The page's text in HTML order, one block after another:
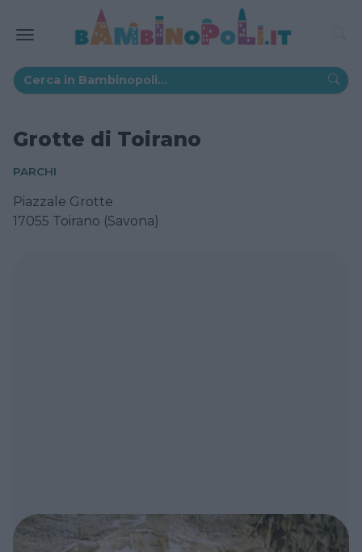
Grotte di Toirano
PARCHI
Piazzale Grotte
17055 Toirano (Savona)